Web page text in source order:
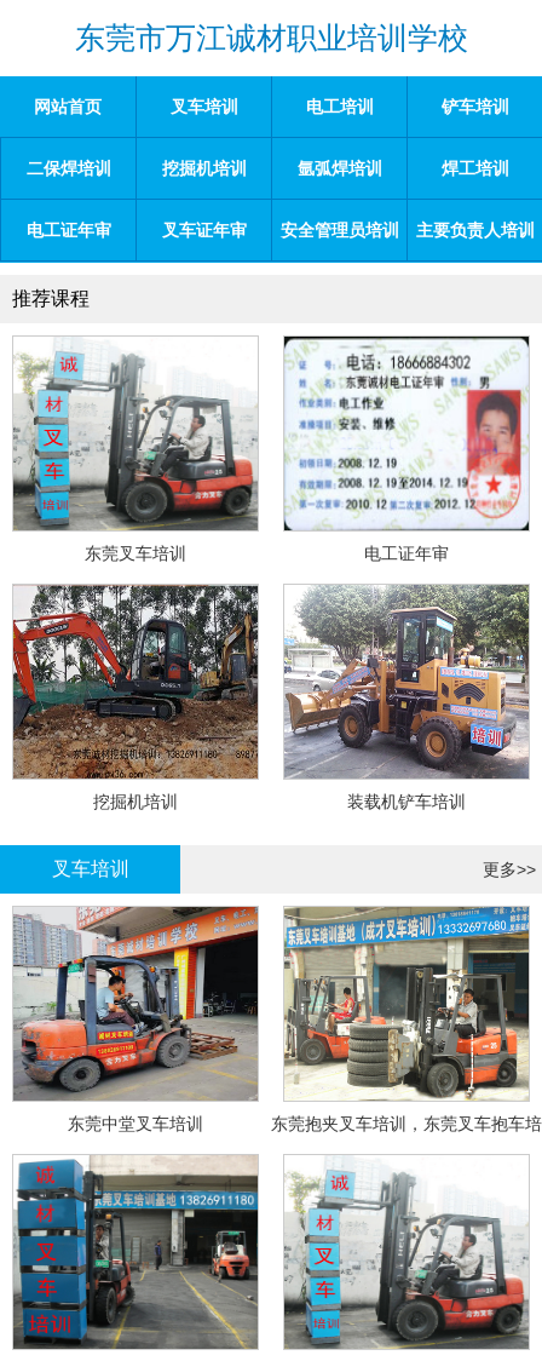
东莞市万江诚材职业培训学校
网站首页 叉车培训 电工培训 铲车培训
二保焊培训 挖掘机培训 氩弧焊培训 焊工培训
电工证年审 叉车证年审 安全管理员培训 主要负责人培训
推荐课程
东莞叉车培训 电工证年审
挖掘机培训 装载机铲车培训
叉车培训 更多>>
东莞中堂叉车培训
东莞抱夹叉车培训，东莞叉车抱车培
训